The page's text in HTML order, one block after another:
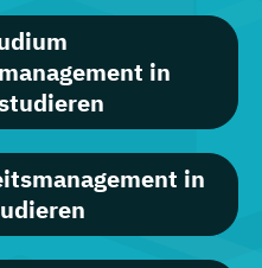
in
in